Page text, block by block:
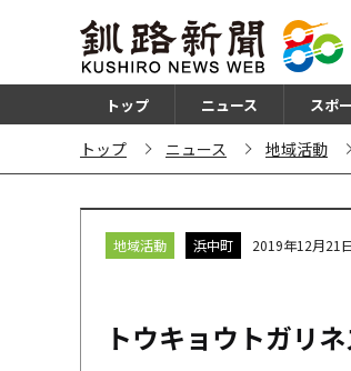
トップ ニュース スポ
トップ ニュース 地域活動
地域活動 浜中町 2019年12月21
トウキョウトガリ